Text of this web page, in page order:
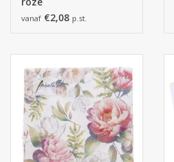
vanaf €2,08 p.st.